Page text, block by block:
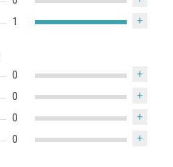
1 +
0 +
0 +
0 +
0 +